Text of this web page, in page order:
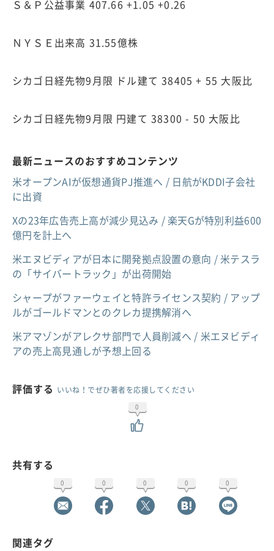
Ｓ＆Ｐ公益事業 407.66 +1.05 +0.26
ＮＹＳＥ出来高 31.55億株
シカゴ日経先物9月限 ドル建て 38405 + 55 大阪比
シカゴ日経先物9月限 円建て 38300 - 50 大阪比
最新ニュースのおすすめコンテンツ
米オープンAIが仮想通貨PJ推進へ / 日航がKDDI子会社
に出資
Xの23年広告売上高が減少見込み / 楽天Gが特別利益600
億円を計上へ
米エヌビディアが日本に開発拠点設置の意向 / 米テスラ
の「サイバートラック」が出荷開始
シャープがファーウェイと特許ライセンス契約 / アップ
ルがゴールドマンとのクレカ提携解消へ
米アマゾンがアレクサ部門で人員削減へ / 米エヌビディ
アの売上高見通しが予想上回る
評価する いいね！でぜひ著者を応援してください
0
共有する
0 0 0 0 0
関連タグ